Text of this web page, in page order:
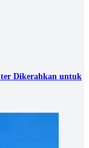
Dikerahkan untuk